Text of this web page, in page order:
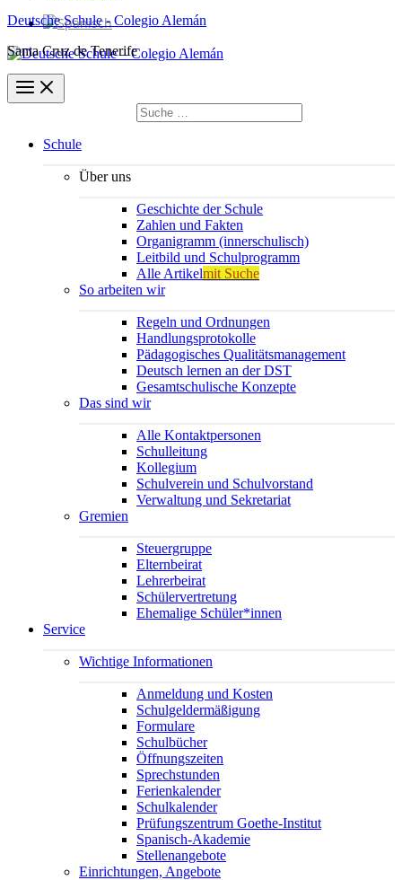
Deutsche Schule - Colegio Alemán
Santa Cruz de Tenerife
Suchen
nach:
Schule
Über uns
Geschichte der Schule
Zahlen und Fakten
Organigramm (innerschulisch)
Leitbild und Schulprogramm
Alle Artikelmit Suche
So arbeiten wir
Regeln und Ordnungen
Handlungsprotokolle
Pädagogisches Qualitätsmanagement
Deutsch lernen an der DST
Gesamtschulische Konzepte
Das sind wir
Alle Kontaktpersonen
Schulleitung
Kollegium
Schulverein und Schulvorstand
Verwaltung und Sekretariat
Gremien
Steuergruppe
Elternbeirat
Lehrerbeirat
Schülervertretung
Ehemalige Schüler*innen
Service
Wichtige Informationen
Anmeldung und Kosten
Schulgeldermäßigung
Formulare
Schulbücher
Öffnungszeiten
Sprechstunden
Ferienkalender
Schulkalender
Prüfungszentrum Goethe-Institut
Spanisch-Akademie
Stellenangebote
Einrichtungen, Angebote